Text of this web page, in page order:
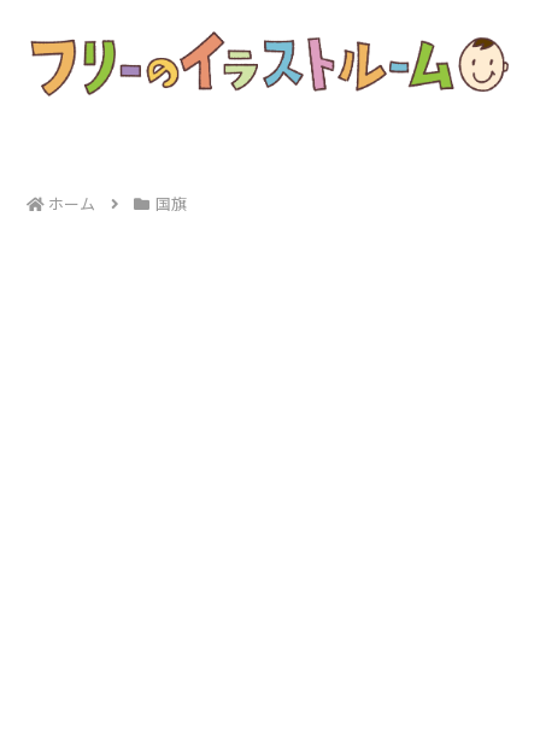
ホーム 国旗